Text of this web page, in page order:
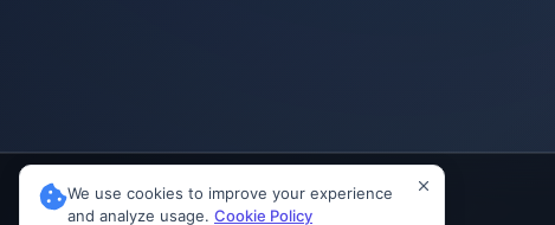
We use cookies to improve your experience
and analyze usage. Cookie Policy